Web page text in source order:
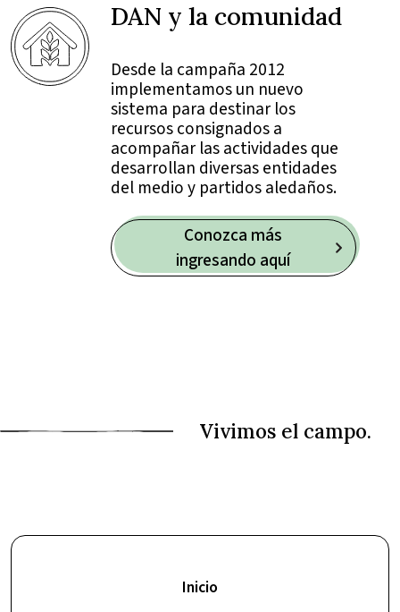
DAN y la comunidad
Desde la campaña 2012
implementamos un nuevo
sistema para destinar los
recursos consignados a
acompañar las actividades que
desarrollan diversas entidades
del medio y partidos aledaños.
Conozca más
ingresando aquí
Inicio